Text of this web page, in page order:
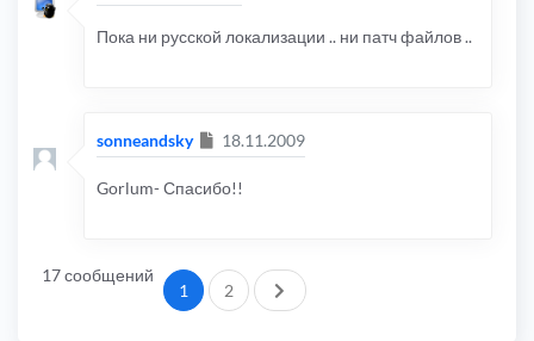
Пока ни русской локализации .. ни патч файлов ..
sonneandsky Сообщение
18.11.2009
Gorlum- Спасибо!!
17 сообщений
1 2 След.